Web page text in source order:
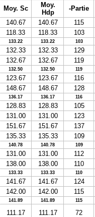
Moy. Sc
Moy.
Hdp
-Partie
140.67 140.67
115
118.33 118.33 103
133.22 133.22 103
132.33 132.33
129
132.67 132.67 119
132.50 132.50 119
123.67 123.67
116
148.67 148.67 128
136.17 136.17 116
128.83 128.83
105
131.00 131.00
123
151.67 151.67
137
135.33 135.33 109
140.78 140.78 109
131.00 131.00
112
138.00 138.00 110
133.33 133.33 110
141.67 141.67
124
142.00 142.00 115
141.89 141.89 115
111.17 111.17
72